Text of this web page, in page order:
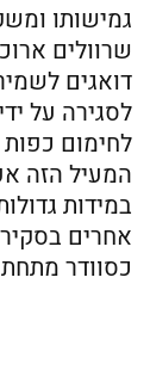
גמישותו
שרוולים
דואגים
לסגירה על
לחימום
המעיל הזה
במידות
אחרים
כסוודר מתחת